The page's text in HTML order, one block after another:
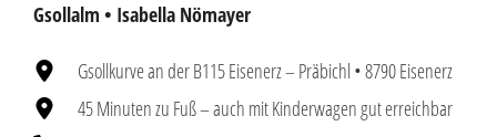
Gsollalm • Isabella Nömayer
Gsollkurve an der B115 Eisenerz – Präbichl • 8790 Eisenerz
45 Minuten zu Fuß – auch mit Kinderwagen gut erreichbar